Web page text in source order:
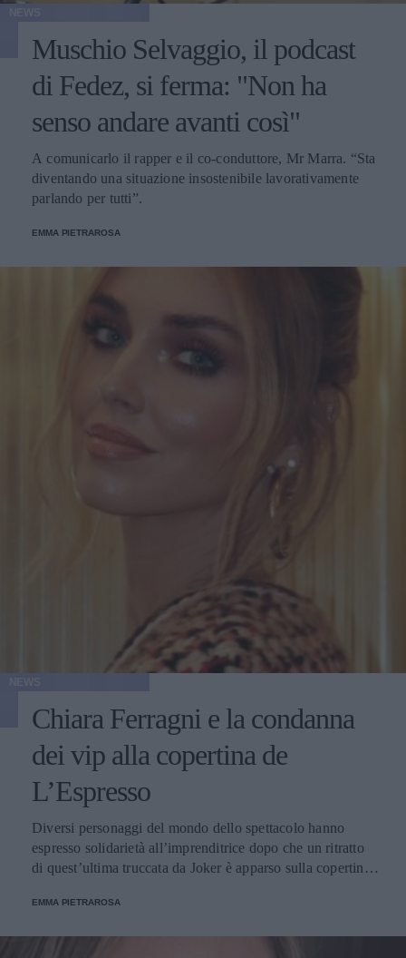
Muschio Selvaggio, il podcast
di Fedez, si ferma: "Non ha
senso andare avanti così"
A comunicarlo il rapper e il co-conduttore, Mr Marra. “Sta
diventando una situazione insostenibile lavorativamente
parlando per tutti”.
EMMA PIETRAROSA
Chiara Ferragni e la condanna
dei vip alla copertina de
L’Espresso
Diversi personaggi del mondo dello spettacolo hanno
espresso solidarietà all’imprenditrice dopo che un ritratto
di quest’ultima truccata da Joker è apparso sulla copertina
EMMA PIETRAROSA